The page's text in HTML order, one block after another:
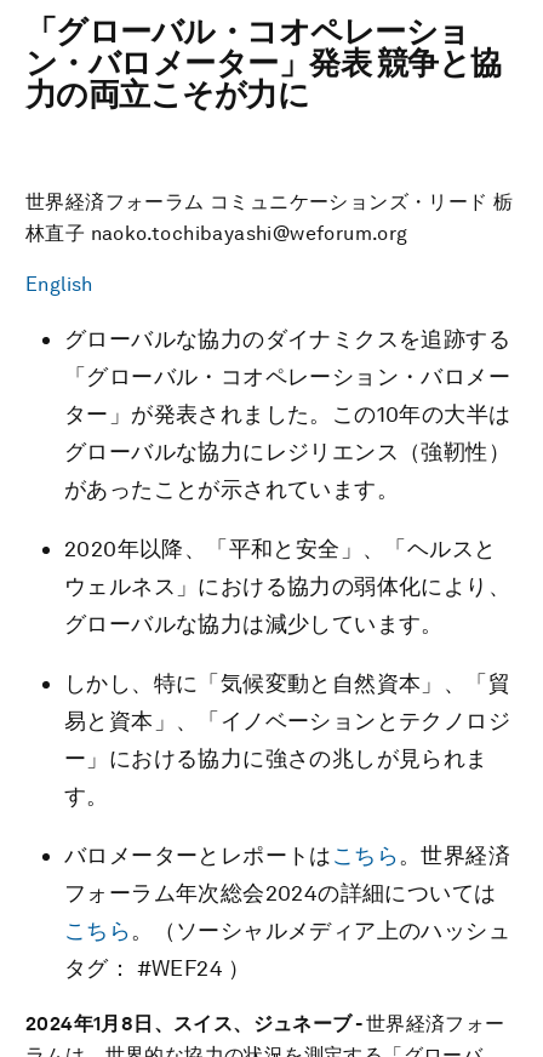
「グローバル・コオペレーショ
ン・バロメーター」発表 競争と協
力の両立こそが力に
世界経済フォーラム コミュニケーションズ・リード 栃
林直子 naoko.tochibayashi@weforum.org
English
グローバルな協力のダイナミクスを追跡する
「グローバル・コオペレーション・バロメー
ター」が発表されました。この10年の大半は
グローバルな協力にレジリエンス（強靭性）
があったことが示されています。
2020年以降、「平和と安全」、「ヘルスと
ウェルネス」における協力の弱体化により、
グローバルな協力は減少しています。
しかし、特に「気候変動と自然資本」、「貿
易と資本」、「イノベーションとテクノロジ
ー」における協力に強さの兆しが見られま
す。
バロメーターとレポートはこちら。世界経済
フォーラム年次総会2024の詳細については
こちら。（ソーシャルメディア上のハッシュ
タグ： #WEF24 ）
2024年1月8日、 スイス、ジュネーブ-世界経済フォー